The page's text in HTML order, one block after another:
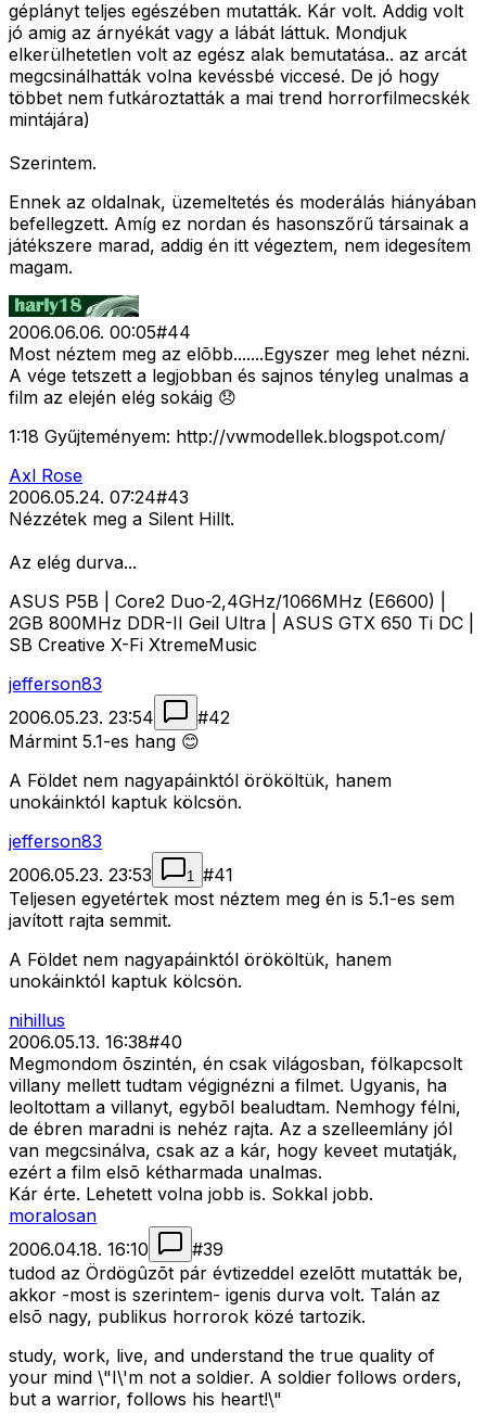
géplányt teljes egészében mutatták. Kár volt. Addig volt
jó amig az árnyékát vagy a lábát láttuk. Mondjuk
elkerülhetetlen volt az egész alak bemutatása.. az arcát
megcsinálhatták volna kevéssbé viccesé. De jó hogy
többet nem futkároztatták a mai trend horrorfilmecskék
mintájára)
Szerintem.
Ennek az oldalnak, üzemeltetés és moderálás hiányában
befellegzett. Amíg ez nordan és hasonszőrű társainak a
játékszere marad, addig én itt végeztem, nem idegesítem
magam.
2006.06.06. 00:05#44
Most néztem meg az elõbb.......Egyszer meg lehet nézni.
A vége tetszett a legjobban és sajnos tényleg unalmas a
film az elején elég sokáig 😞
1:18 Gyűjteményem: http://vwmodellek.blogspot.com/
Axl Rose
2006.05.24. 07:24#43
Nézzétek meg a Silent Hillt.
Az elég durva...
ASUS P5B | Core2 Duo-2,4GHz/1066MHz (E6600) |
2GB 800MHz DDR-II Geil Ultra | ASUS GTX 650 Ti DC |
SB Creative X-Fi XtremeMusic
jefferson83
2006.05.23. 23:54
#42
Mármint 5.1-es hang 😊
A Földet nem nagyapáinktól örököltük, hanem
unokáinktól kaptuk kölcsön.
jefferson83
2006.05.23. 23:53
1 #41
Teljesen egyetértek most néztem meg én is 5.1-es sem
javított rajta semmit.
A Földet nem nagyapáinktól örököltük, hanem
unokáinktól kaptuk kölcsön.
nihillus
2006.05.13. 16:38#40
Megmondom õszintén, én csak világosban, fölkapcsolt
villany mellett tudtam végignézni a filmet. Ugyanis, ha
leoltottam a villanyt, egybõl bealudtam. Nemhogy félni,
de ébren maradni is nehéz rajta. Az a szelleemlány jól
van megcsinálva, csak az a kár, hogy keveet mutatják,
ezért a film elsõ kétharmada unalmas.
Kár érte. Lehetett volna jobb is. Sokkal jobb.
moralosan
2006.04.18. 16:10
#39
tudod az Ördögûzõt pár évtizeddel ezelõtt mutatták be,
akkor -most is szerintem- igenis durva volt. Talán az
elsõ nagy, publikus horrorok közé tartozik.
study, work, live, and understand the true quality of
your mind \"I\'m not a soldier. A soldier follows orders,
but a warrior, follows his heart!\"